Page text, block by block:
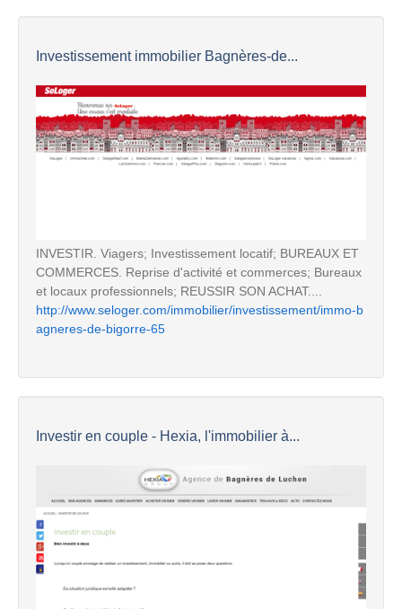
Investissement immobilier Bagnères-de...
INVESTIR. Viagers; Investissement locatif; BUREAUX ET
COMMERCES. Reprise d'activité et commerces; Bureaux
et locaux professionnels; REUSSIR SON ACHAT....
http://www.seloger.com/immobilier/investissement/immo-b
agneres-de-bigorre-65
Investir en couple - Hexia, l'immobilier à...